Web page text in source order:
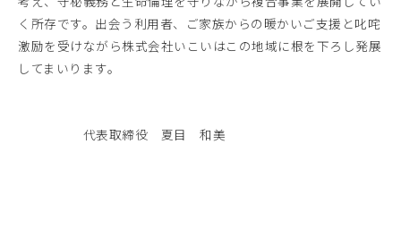
く所存です。出会う利用者、ご家族からの暖かいご支援と叱咤
激励を受けながら株式会社いこいはこの地域に根を下ろし発展
してまいります。
代表取締役 夏目 和美